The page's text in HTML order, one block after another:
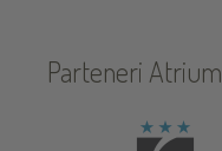
Parteneri Atrium